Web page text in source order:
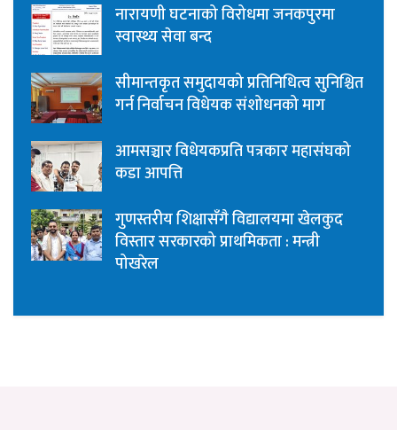
नारायणी घटनाको विरोधमा जनकपुरमा
स्वास्थ्य सेवा बन्द
सीमान्तकृत समुदायको प्रतिनिधित्व सुनिश्चित
गर्न निर्वाचन विधेयक संशोधनको माग
आमसञ्चार विधेयकप्रति पत्रकार महासंघको
कडा आपत्ति
गुणस्तरीय शिक्षासँगै विद्यालयमा खेलकुद
विस्तार सरकारको प्राथमिकता : मन्त्री
पोखरेल